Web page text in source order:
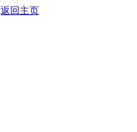
返回主页